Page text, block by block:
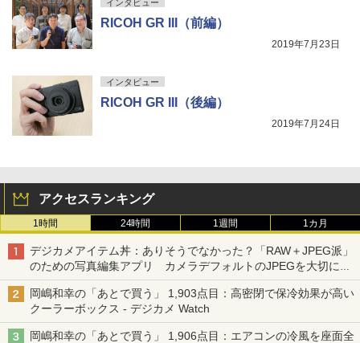
インタビュー
RICOH GR III（前編）
2019年7月23日
インタビュー
RICOH GR III（後編）
2019年7月24日
アクセスランキング
1時間 24時間 1週間 1カ月
デジカメアイテム丼：ありそうでなかった？「RAW＋JPEG派」
のための写真編集アプリ カメラデフォルトのJPEGを大切にす
る「Filmator」
岡嶋和幸の「あとで買う」 1,903点目：高密閉で保冷効果が高い
クーラーボックス - デジカメ Watch
岡嶋和幸の「あとで買う」 1,906点目：エアコンの冷風を座面全